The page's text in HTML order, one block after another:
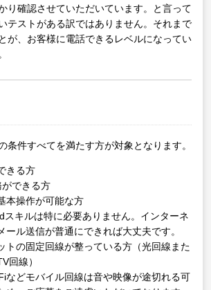
り確認させていただいています。と言って
テストがある訳ではありません。それまで
が、お客様に電話できるレベルになってい
条件すべてを満たす方が対象となります。
きる方
できる方
本操作が可能な方
スキルは特に必要ありません。インターネ
ール送信が普通にできれば大丈夫です。
トの固定回線が整っている方（光回線また
回線）
などモバイル回線は音や映像が途切れる可